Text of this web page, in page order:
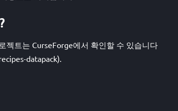
젝트는 CurseForge에서 확인할 수 있습니다
datapack).